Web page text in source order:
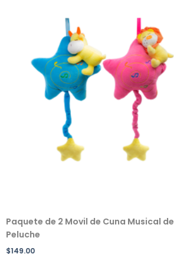
Paquete de 2 Movil de Cuna Musical de
Peluche
$149.00